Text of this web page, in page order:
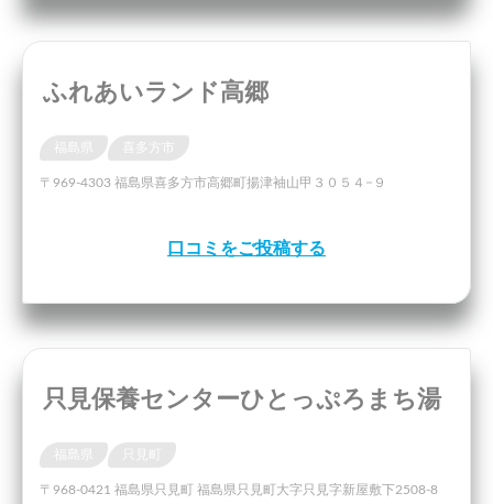
ふれあいランド高郷
〒969-4303 福島県喜多方市高郷町揚津袖山甲３０５４−９
口コミをご投稿する
只見保養センターひとっぷろまち湯
〒968-0421 福島県只見町 福島県只見町大字只見字新屋敷下2508-8